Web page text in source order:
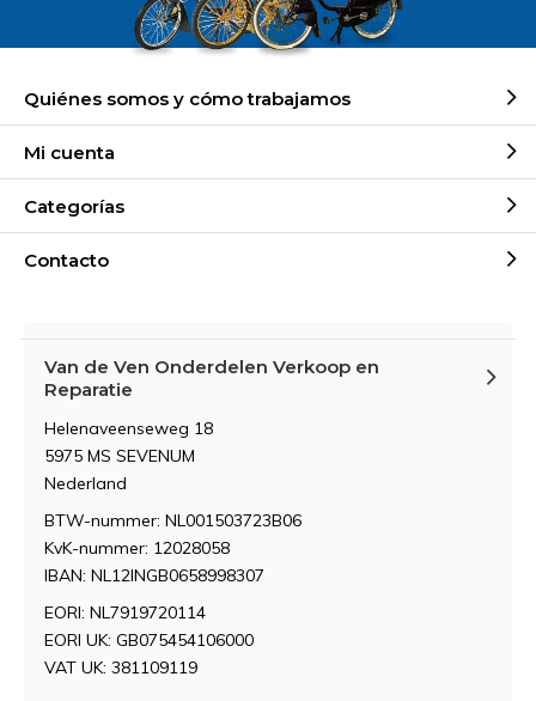
Quiénes somos y cómo trabajamos
Mi cuenta
Categorías
Contacto
Van de Ven Onderdelen Verkoop en
Reparatie
Helenaveenseweg 18
5975 MS SEVENUM
Nederland
BTW-nummer: NL001503723B06
KvK-nummer: 12028058
IBAN: NL12INGB0658998307
EORI: NL7919720114
EORI UK: GB075454106000
VAT UK: 381109119